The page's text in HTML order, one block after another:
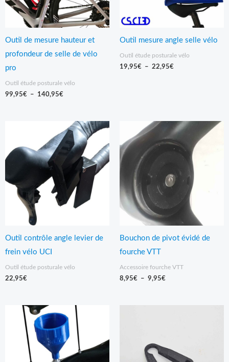
Outil de mesure hauteur et
profondeur de selle de vélo
pro
Outil étude posturale vélo
99,95€ – 140,95€
Outil mesure angle selle vélo
Outil étude posturale vélo
19,95€ – 22,95€
Outil contrôle angle levier de
frein vélo UCI
Outil étude posturale vélo
22,95€
Bouchon de pivot évidé de
fourche VTT
Accessoire fourche VTT
8,95€ – 9,95€
Plage
prix :
8,95€
Plage
de
prix :
11,95€
à
13,95€